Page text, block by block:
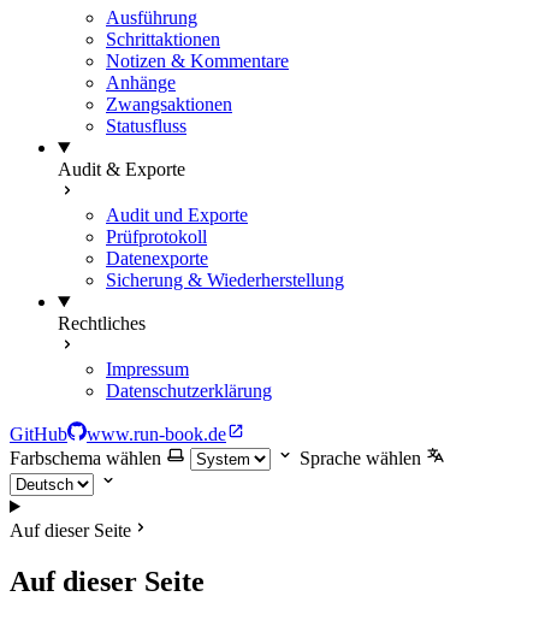
Ausführung
Schrittaktionen
Notizen & Kommentare
Anhänge
Zwangsaktionen
Statusfluss
Audit & Exporte
Audit und Exporte
Prüfprotokoll
Datenexporte
Sicherung & Wiederherstellung
Rechtliches
Impressum
Datenschutzerklärung
GitHub
www.run-book.de
Farbschema wählen
Sprache wählen
Auf dieser Seite
Auf dieser Seite